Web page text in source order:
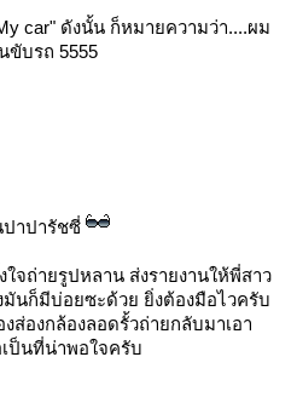
car"ดังนั้น ก็หมายความว่า....ผม
ขับรถ 5555
ปาปารัชซี่
จถ่ายรูปหลาน ส่งรายงานให้พี่สาว
นก็มีบ่อยซะด้วย ยิ่งต้องมือไวครับ
ส่องกล้องลอดรั้วถ่ายกลับมาเอา
ป็นที่น่าพอใจครับ